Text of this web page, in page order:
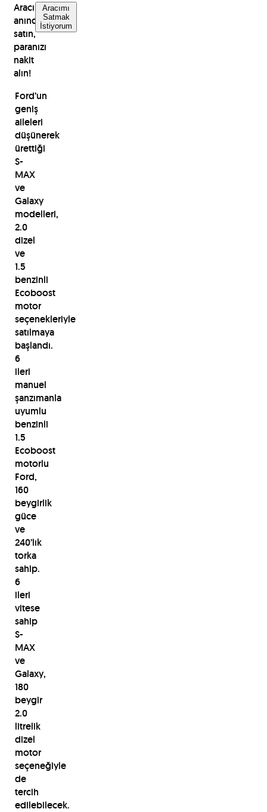
Aracınızı
anında
satın,
paranızı
nakit
alın!
Aracımı
Satmak
İstiyorum
Ford’un
geniş
aileleri
düşünerek
ürettiği
S-
MAX
ve
Galaxy
modelleri,
2.0
dizel
ve
1.5
benzinli
Ecoboost
motor
seçenekleriyle
satılmaya
başlandı.
6
ileri
manuel
şanzımanla
uyumlu
benzinli
1.5
Ecoboost
motorlu
Ford,
160
beygirlik
güce
ve
240’lık
torka
sahip.
6
ileri
vitese
sahip
S-
MAX
ve
Galaxy,
180
beygir
2.0
litrelik
dizel
motor
seçeneğiyle
de
tercih
edilebilecek.